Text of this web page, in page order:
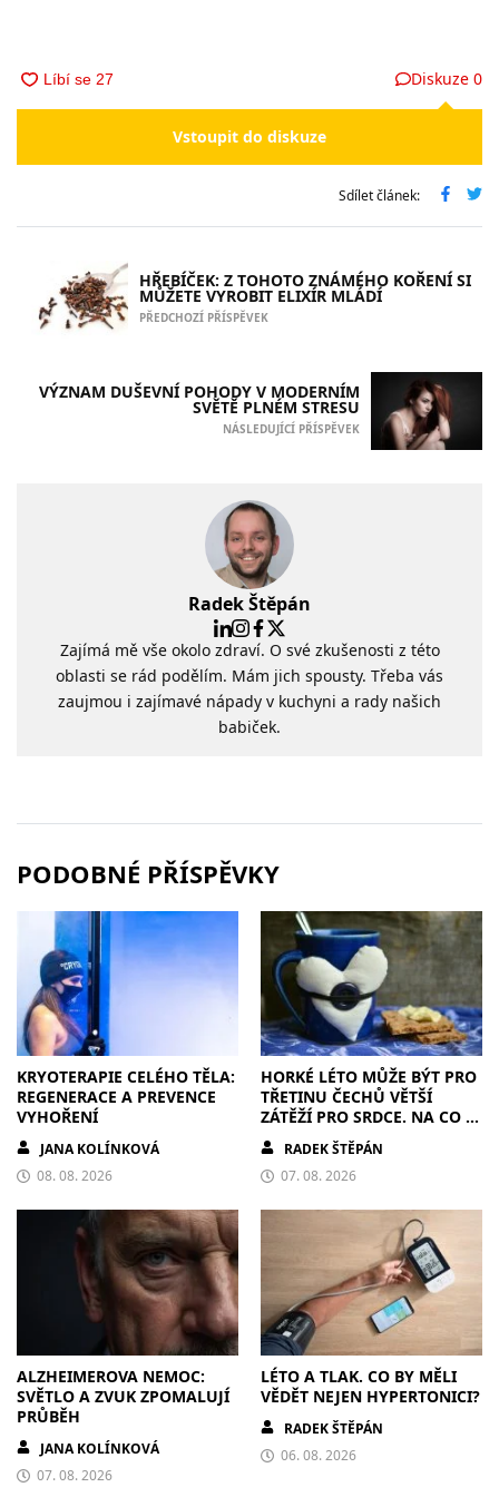
Diskuze 0
Vstoupit do diskuze
Sdílet článek:
HŘEBÍČEK: Z TOHOTO ZNÁMÉHO KOŘENÍ SI
MŮŽETE VYROBIT ELIXÍR MLÁDÍ
PŘEDCHOZÍ PŘÍSPĚVEK
VÝZNAM DUŠEVNÍ POHODY V MODERNÍM
SVĚTĚ PLNÉM STRESU
NÁSLEDUJÍCÍ PŘÍSPĚVEK
Radek Štěpán
Zajímá mě vše okolo zdraví. O své zkušenosti z této
oblasti se rád podělím. Mám jich spousty. Třeba vás
zaujmou i zajímavé nápady v kuchyni a rady našich
babiček.
PODOBNÉ PŘÍSPĚVKY
KRYOTERAPIE CELÉHO TĚLA:
REGENERACE A PREVENCE
VYHOŘENÍ
JANA KOLÍNKOVÁ
08. 08. 2026
HORKÉ LÉTO MŮŽE BÝT PRO
TŘETINU ČECHŮ VĚTŠÍ
ZÁTĚŽÍ PRO SRDCE. NA CO SI
DÁT POZOR?
RADEK ŠTĚPÁN
07. 08. 2026
ALZHEIMEROVA NEMOC:
SVĚTLO A ZVUK ZPOMALUJÍ
PRŮBĚH
JANA KOLÍNKOVÁ
07. 08. 2026
LÉTO A TLAK. CO BY MĚLI
VĚDĚT NEJEN HYPERTONICI?
RADEK ŠTĚPÁN
06. 08. 2026